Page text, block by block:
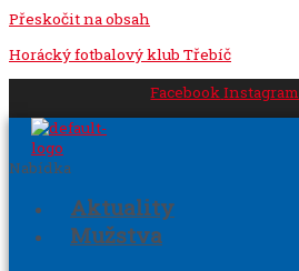
Přeskočit na obsah
Horácký fotbalový klub Třebíč
FacebookInstagram
Nabídka
Aktuality
Mužstva